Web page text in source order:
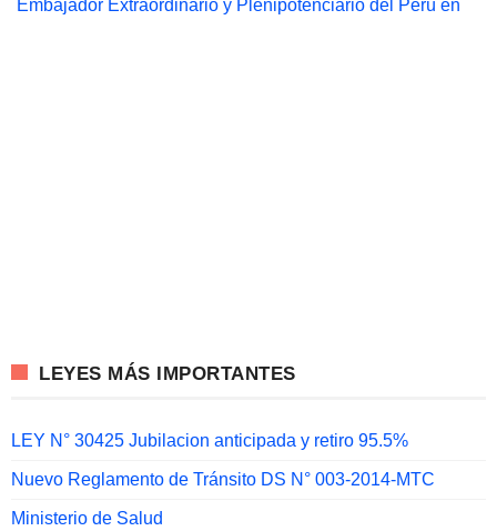
Embajador Extraordinario y Plenipotenciario del Perú en
LEYES MÁS IMPORTANTES
LEY N° 30425 Jubilacion anticipada y retiro 95.5%
Nuevo Reglamento de Tránsito DS N° 003-2014-MTC
Ministerio de Salud